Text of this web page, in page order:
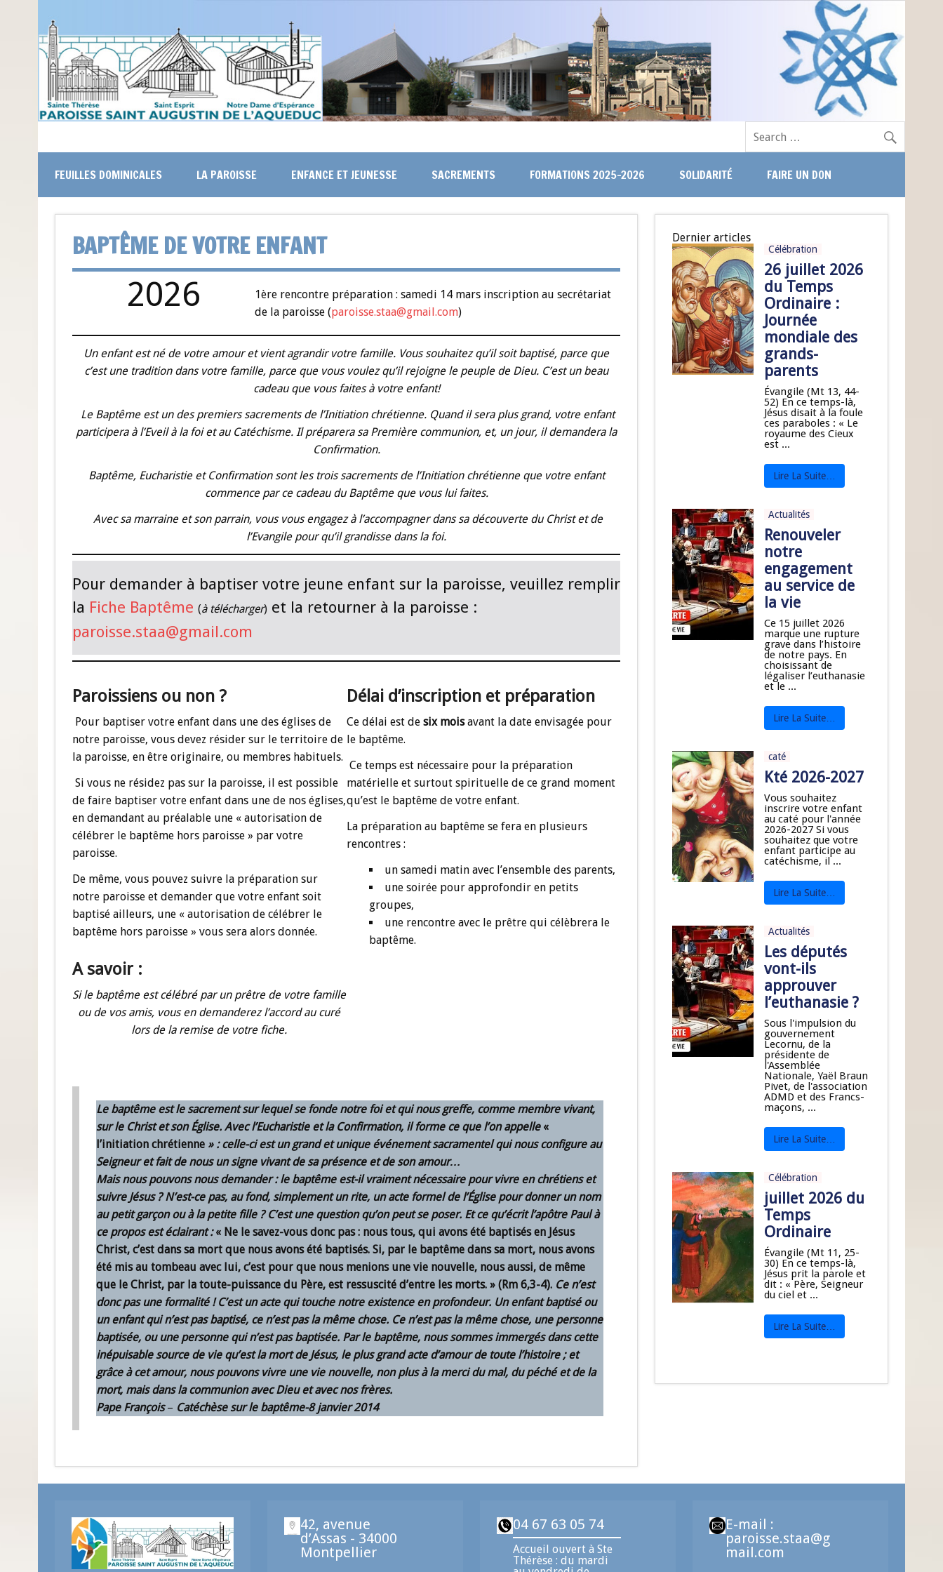
FEUILLES DOMINICALES LA PAROISSE ENFANCE ET JEUNESSE SACREMENTS FORMATIONS 2025-2026 SOLIDARITÉ FAIRE UN DON
BAPTÊME DE VOTRE ENFANT
2026
1ère rencontre préparation : samedi 14 mars inscription au secrétariat
de la paroisse (paroisse.staa@gmail.com)
Un enfant est né de votre amour et vient agrandir votre famille. Vous souhaitez qu’il soit baptisé, parce que
c’est une tradition dans votre famille, parce que vous voulez qu’il rejoigne le peuple de Dieu. C’est un beau
cadeau que vous faites à votre enfant!
Le Baptême est un des premiers sacrements de l’Initiation chrétienne. Quand il sera plus grand, votre enfant
participera à l’Eveil à la foi et au Catéchisme. Il préparera sa Première communion, et, un jour, il demandera la
Confirmation.
Baptême, Eucharistie et Confirmation sont les trois sacrements de l’Initiation chrétienne que votre enfant
commence par ce cadeau du Baptême que vous lui faites.
Avec sa marraine et son parrain, vous vous engagez à l’accompagner dans sa découverte du Christ et de
l’Evangile pour qu’il grandisse dans la foi.
Pour demander à baptiser votre jeune enfant sur la paroisse, veuillez remplir
la Fiche Baptême (à télécharger) et la retourner à la paroisse :
paroisse.staa@gmail.com
Paroissiens ou non ?
Pour baptiser votre enfant dans une des églises de
notre paroisse, vous devez résider sur le territoire de
la paroisse, en être originaire, ou membres habituels.
Si vous ne résidez pas sur la paroisse, il est possible
de faire baptiser votre enfant dans une de nos églises,
en demandant au préalable une « autorisation de
célébrer le baptême hors paroisse » par votre
paroisse.
De même, vous pouvez suivre la préparation sur
notre paroisse et demander que votre enfant soit
baptisé ailleurs, une « autorisation de célébrer le
baptême hors paroisse » vous sera alors donnée.
A savoir :
Si le baptême est célébré par un prêtre de votre famille
ou de vos amis, vous en demanderez l’accord au curé
lors de la remise de votre fiche.
Délai d’inscription et préparation
Ce délai est de six moisavant la date envisagée pour
le baptême.
Ce temps est nécessaire pour la préparation
matérielle et surtout spirituelle de ce grand moment
qu’est le baptême de votre enfant.
La préparation au baptême se fera en plusieurs
rencontres :
un samedi matin avec l’ensemble des parents,
une soirée pour approfondir en petits
groupes,
une rencontre avec le prêtre qui célèbrera le
baptême.
Le baptême est le sacrement sur lequel se fonde notre foi et qui nous greffe, comme membre vivant,
sur le Christ et son Église. Avec l’Eucharistie et la Confirmation, il forme ce que l’on appelle «
l’initiation chrétienne » : celle-ci est un grand et unique événement sacramentel qui nous configure au
Seigneur et fait de nous un signe vivant de sa présence et de son amour…
Mais nous pouvons nous demander : le baptême est-il vraiment nécessaire pour vivre en chrétiens et
suivre Jésus ? N’est-ce pas, au fond, simplement un rite, un acte formel de l’Église pour donner un nom
au petit garçon ou à la petite fille ? C’est une question qu’on peut se poser. Et ce qu’écrit l’apôtre Paul à
ce propos est éclairant :« Ne le savez-vous donc pas : nous tous, qui avons été baptisés en Jésus
Christ, c’est dans sa mort que nous avons été baptisés. Si, par le baptême dans sa mort, nous avons
été mis au tombeau avec lui, c’est pour que nous menions une vie nouvelle, nous aussi, de même
que le Christ, par la toute-puissance du Père, est ressuscité d’entre les morts. » (Rm 6,3-4).Ce n’est
donc pas une formalité ! C’est un acte qui touche notre existence en profondeur. Un enfant baptisé ou
un enfant qui n’est pas baptisé, ce n’est pas la même chose. Ce n’est pas la même chose, une personne
baptisée, ou une personne qui n’est pas baptisée. Par le baptême, nous sommes immergés dans cette
inépuisable source de vie qu’est la mort de Jésus, le plus grand acte d’amour de toute l’histoire ; et
grâce à cet amour, nous pouvons vivre une vie nouvelle, non plus à la merci du mal, du péché et de la
mort, mais dans la communion avec Dieu et avec nos frères.
Pape François– Catéchèse sur le baptême-8 janvier 2014
Dernier articles
Célébration
26 juillet 2026
du Temps
Ordinaire :
Journée
mondiale des
grands-
parents
Évangile (Mt 13, 44-
52) En ce temps-là,
Jésus disait à la foule
ces paraboles : « Le
royaume des Cieux
est ...
Lire La Suite…
Actualités
Renouveler
notre
engagement
au service de
la vie
Ce 15 juillet 2026
marque une rupture
grave dans l’histoire
de notre pays. En
choisissant de
légaliser l’euthanasie
et le ...
Lire La Suite…
caté
Kté 2026-2027
Vous souhaitez
inscrire votre enfant
au caté pour l'année
2026-2027 Si vous
souhaitez que votre
enfant participe au
catéchisme, il ...
Lire La Suite…
Actualités
Les députés
vont-ils
approuver
l’euthanasie ?
Sous l'impulsion du
gouvernement
Lecornu, de la
présidente de
l'Assemblée
Nationale, Yaël Braun
Pivet, de l'association
ADMD et des Francs-
maçons, ...
Lire La Suite…
Célébration
juillet 2026 du
Temps
Ordinaire
Évangile (Mt 11, 25-
30) En ce temps-là,
Jésus prit la parole et
dit : « Père, Seigneur
du ciel et ...
Lire La Suite…
42, avenue
d’Assas - 34000
Montpellier
04 67 63 05 74
Accueil ouvert à Ste
Thérèse : du mardi
E-mail :
paroisse.staa@g
mail.com